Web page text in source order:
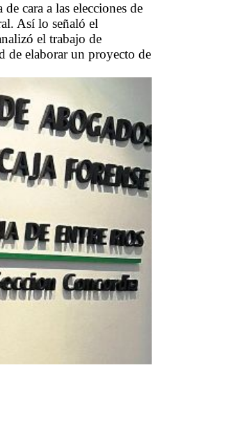
cara a las elecciones de
Así lo señaló el
el trabajo de
de elaborar un proyecto de